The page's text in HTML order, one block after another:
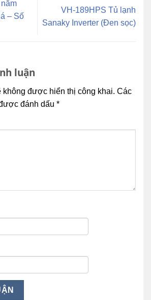
– Số
VH-189HPS Tủ lạnh
Sanaky Inverter (Đen sọc)
luận
không được hiển thị công khai. Các
đánh dấu *